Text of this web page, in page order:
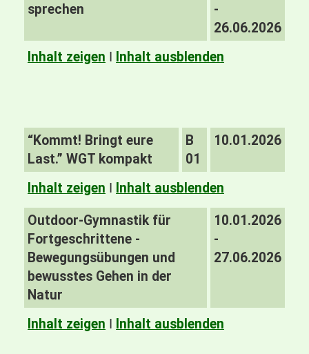
sprechen
-
26.06.2026
Inhalt zeigen I Inhalt ausblenden
“Kommt! Bringt eure
Last.” WGT kompakt
B
01
10.01.2026
Inhalt zeigen I Inhalt ausblenden
Outdoor-Gymnastik für
Fortgeschrittene -
Bewegungsübungen und
bewusstes Gehen in der
Natur
10.01.2026
-
27.06.2026
Inhalt zeigen I Inhalt ausblenden